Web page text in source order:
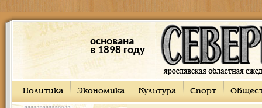
основана
в 1898 году
Политика Экономика Культура Спорт